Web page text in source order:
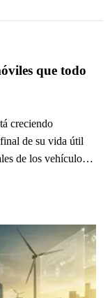
que todo
creciendo
de su vida útil
de los vehículos
manual
de reciclaje
mejorar la
en las siguientes